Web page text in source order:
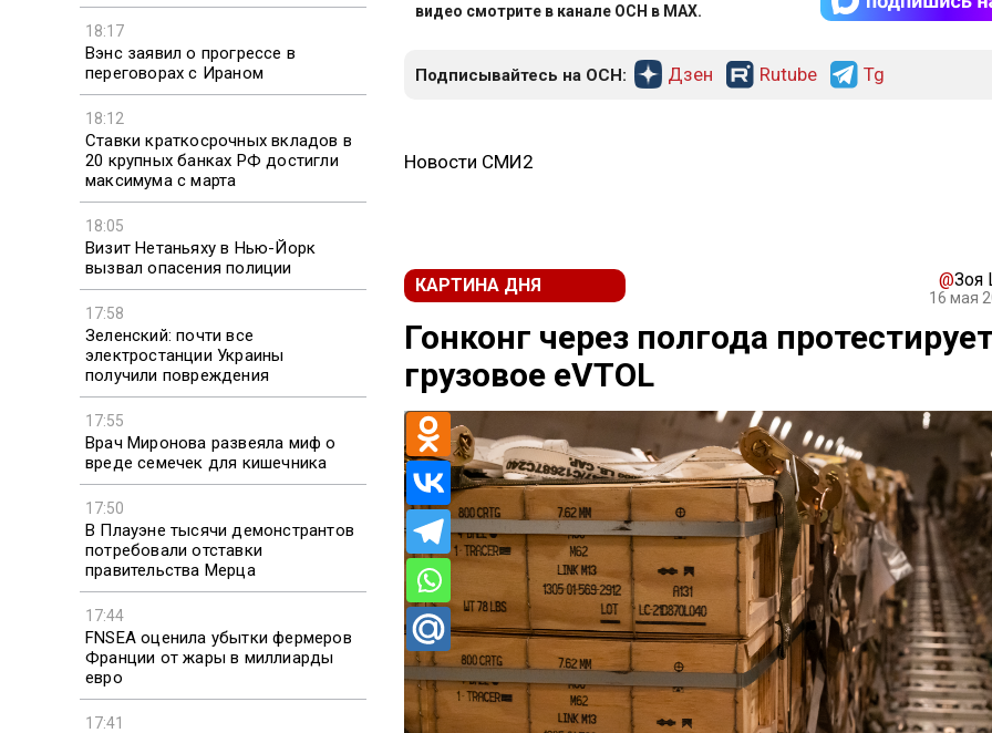
18:17
Вэнс заявил о прогрессе в
переговорах с Ираном
18:12
Ставки краткосрочных вкладов в
20 крупных банках РФ достигли
максимума с марта
18:05
Визит Нетаньяху в Нью-Йорк
вызвал опасения полиции
17:58
Зеленский: почти все
электростанции Украины
получили повреждения
17:55
Врач Миронова развеяла миф о
вреде семечек для кишечника
17:50
В Плауэне тысячи демонстрантов
потребовали отставки
правительства Мерца
17:44
FNSEA оценила убытки фермеров
Франции от жары в миллиарды
евро
17:41
видео смотрите в канале ОСН в MAX.
Подписывайтесь на ОСН: Дзен Rutube Tg
Новости СМИ2
КАРТИНА ДНЯ @Зоя
16 мая
Гонконг через полгода
грузовое eVTOL